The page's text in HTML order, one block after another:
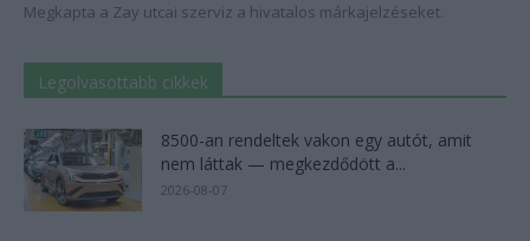
Megkapta a Zay utcai szerviz a hivatalos márkajelzéseket.
Legolvasottabb cikkek
8500-an rendeltek vakon egy autót, amit
nem láttak — megkezdődött a...
2026-08-07